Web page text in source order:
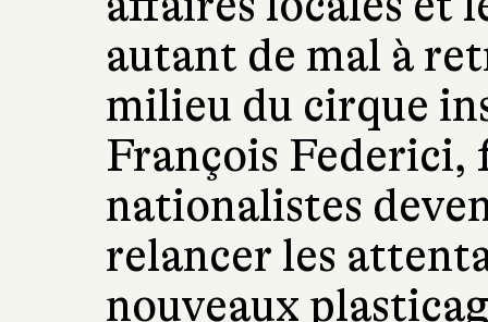
autant de mal à
milieu du cirque
François Federici,
nationalistes
relancer les
nouveaux